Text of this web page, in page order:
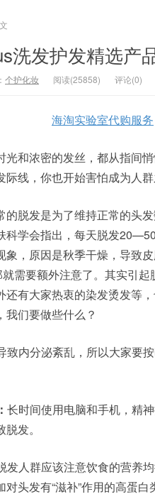
洗发护发精选产
个护化妆 阅读(25858) 评论(0)
海淘实验室代购服务
和浓密的发丝，都从指间
线，你也开始害怕成为人群
的脱发是为了维持正常的头
科学会指出，每天脱发
，原因是秋季干燥，导致
需要额外注意了。其实引
有大家热衷的染发烫发等
们要做些什么？
致内分泌紊乱，所以大家要
长时间使用电脑和手机，精
发。
发人群应该注意饮食的营养
头发有“滋补”作用的高蛋白